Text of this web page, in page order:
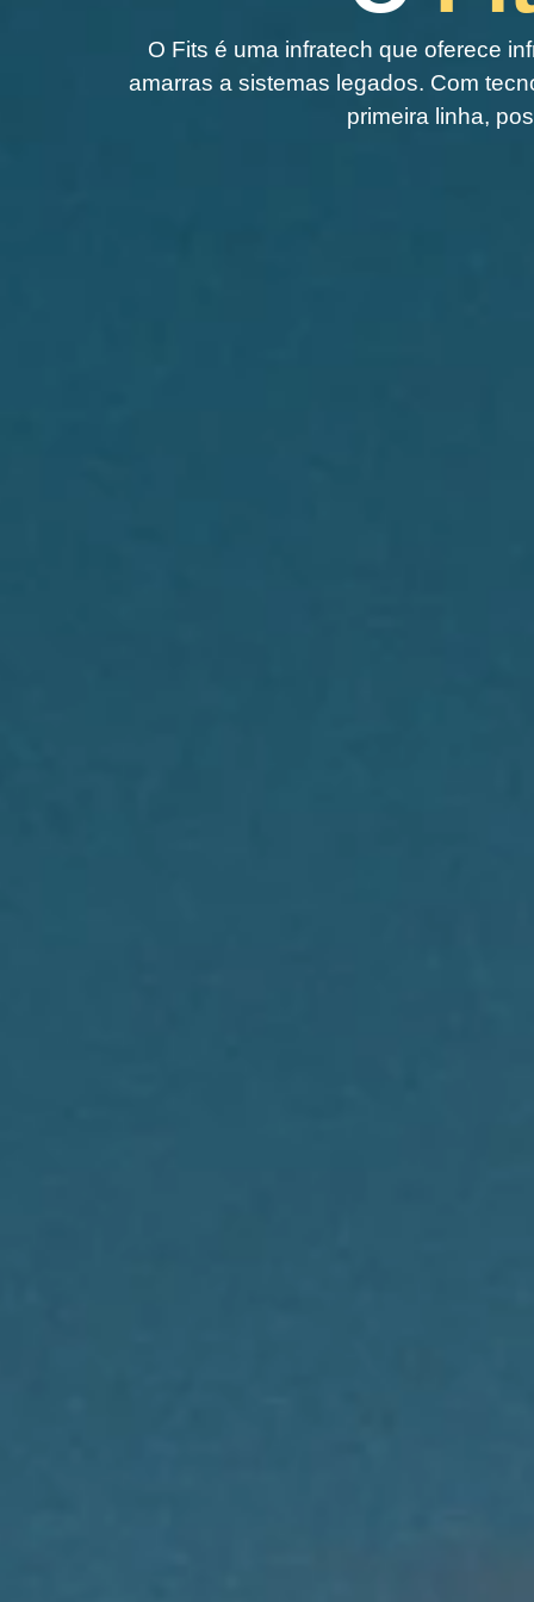
O Fits é uma infratech que oferece
amarras a sistemas legados. Com
primeira linha,